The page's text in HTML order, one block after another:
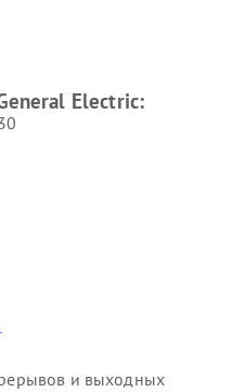
Electric
Electric:
и выходных